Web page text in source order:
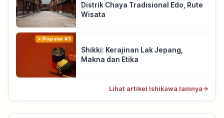
Distrik Chaya Tradisional Edo, Rute
Wisata
Populer #3
Shikki: Kerajinan Lak Jepang,
Makna dan Etika
Lihat artikel Ishikawa lainnya→